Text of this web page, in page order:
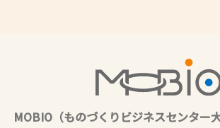
MOBIO（ものづくりビジネスセンター大